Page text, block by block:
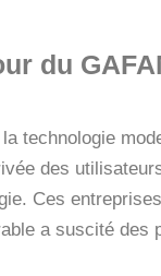
du
technologie
des
Ces
a suscité